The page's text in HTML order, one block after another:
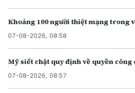
Khoảng 100 người thiệt mạng trong
07-08-2026, 08:58
Mỹ siết chặt quy định về quyền
07-08-2026, 08:57